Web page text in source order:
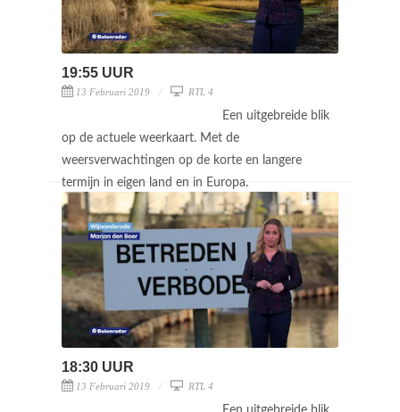
19:55 UUR
13 Februari 2019 RTL 4
Een uitgebreide blik
op de actuele weerkaart. Met de
weersverwachtingen op de korte en langere
termijn in eigen land en in Europa.
18:30 UUR
13 Februari 2019 RTL 4